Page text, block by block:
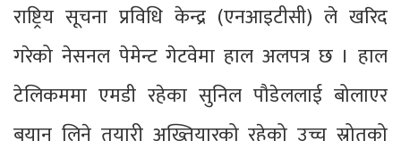
राष्ट्रिय सूचना प्रविधि केन्द्र (एनआइटीसी) ले खरिद
गरेको नेसनल पेमेन्ट गेटवेमा हाल अलपत्र छ । हाल
टेलिकममा एमडी रहेका सुनिल पौडेललाई बोलाएर